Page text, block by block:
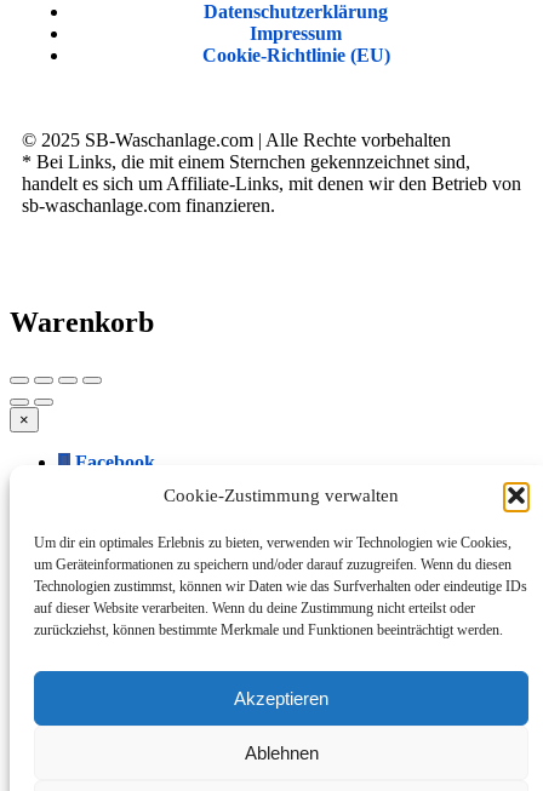
Cookie-Zustimmung verwalten
Um dir ein optimales Erlebnis zu bieten, verwenden wir Technologien wie Cookies,
um Geräteinformationen zu speichern und/oder darauf zuzugreifen. Wenn du diesen
Technologien zustimmst, können wir Daten wie das Surfverhalten oder eindeutige IDs
auf dieser Website verarbeiten. Wenn du deine Zustimmung nicht erteilst oder
zurückziehst, können bestimmte Merkmale und Funktionen beeinträchtigt werden.
Akzeptieren
Ablehnen
Datenschutzerklärung
Impressum
Cookie-Richtlinie (EU)
© 2025 SB-Waschanlage.com | Alle Rechte vorbehalten
* Bei Links, die mit einem Sternchen gekennzeichnet sind,
handelt es sich um Affiliate-Links, mit denen wir den Betrieb von
sb-waschanlage.com finanzieren.
Warenkorb
×
Facebook
LinkedIn
Tumblr
VKontakte
Mail
Link kopieren
Facebook
WhatsApp